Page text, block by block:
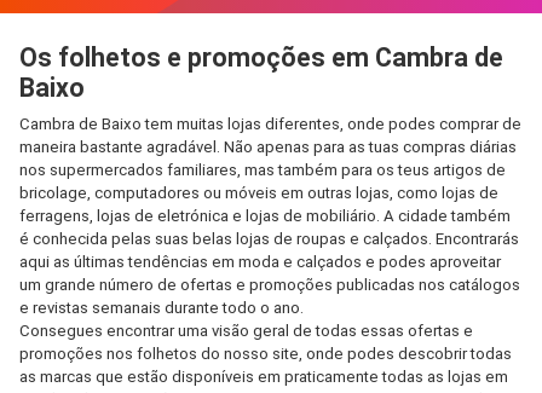
Os folhetos e promoções em Cambra de
Baixo
Cambra de Baixo tem muitas lojas diferentes, onde podes comprar de
maneira bastante agradável. Não apenas para as tuas compras diárias
nos supermercados familiares, mas também para os teus artigos de
bricolage, computadores ou móveis em outras lojas, como lojas de
ferragens, lojas de eletrónica e lojas de mobiliário. A cidade também
é conhecida pelas suas belas lojas de roupas e calçados. Encontrarás
aqui as últimas tendências em moda e calçados e podes aproveitar
um grande número de ofertas e promoções publicadas nos catálogos
e revistas semanais durante todo o ano.
Consegues encontrar uma visão geral de todas essas ofertas e
promoções nos folhetos do nosso site, onde podes descobrir todas
as marcas que estão disponíveis em praticamente todas as lojas em